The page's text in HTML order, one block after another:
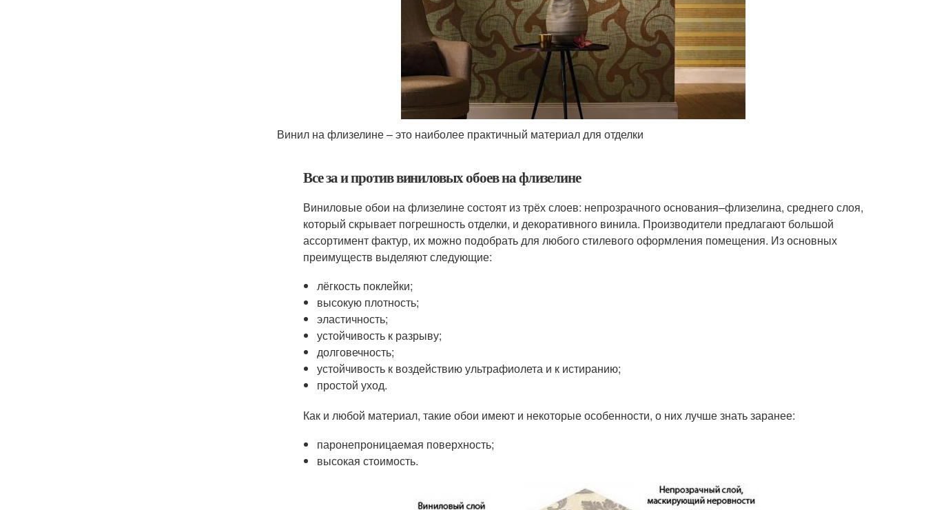
Винил на флизелине – это наиболее практичный материал для отделки
Все за и против виниловых обоев на флизелине
Виниловые обои на флизелине состоят из трёх слоев: непрозрачного основания–флизелина, среднего слоя,
который скрывает погрешность отделки, и декоративного винила. Производители предлагают большой
ассортимент фактур, их можно подобрать для любого стилевого оформления помещения. Из основных
преимуществ выделяют следующие:
лёгкость поклейки;
высокую плотность;
эластичность;
устойчивость к разрыву;
долговечность;
устойчивость к воздействию ультрафиолета и к истиранию;
простой уход.
Как и любой материал, такие обои имеют и некоторые особенности, о них лучше знать заранее:
паронепроницаемая поверхность;
высокая стоимость.